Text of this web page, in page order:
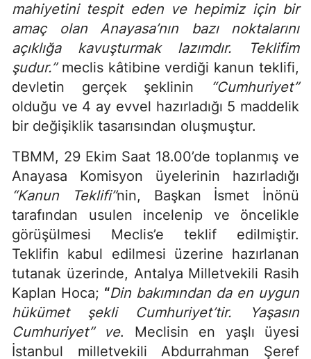
mahiyetini tespit eden ve hepimiz için bir
amaç olan Anayasa’nın bazı noktalarını
açıklığa kavuşturmak lazımdır. Teklifim
şudur.” meclis kâtibine verdiği kanun teklifi,
devletin gerçek şeklinin
“Cumhuriyet”
olduğu ve 4 ay evvel hazırladığı 5 maddelik
bir değişiklik tasarısından oluşmuştur.
TBMM, 29 Ekim Saat 18.00’de toplanmış ve
Anayasa Komisyon üyelerinin hazırladığı
“Kanun Teklifi”nin, Başkan İsmet İnönü
tarafından usulen incelenip ve öncelikle
görüşülmesi Meclis’e teklif edilmiştir.
Teklifin kabul edilmesi üzerine hazırlanan
tutanak üzerinde, Antalya Milletvekili Rasih
Kaplan Hoca; “Din bakımından da en uygun
hükümet şekli Cumhuriyet’tir. Yaşasın
Cumhuriyet” ve. Meclisin en yaşlı üyesi
İstanbul milletvekili Abdurrahman Şeref